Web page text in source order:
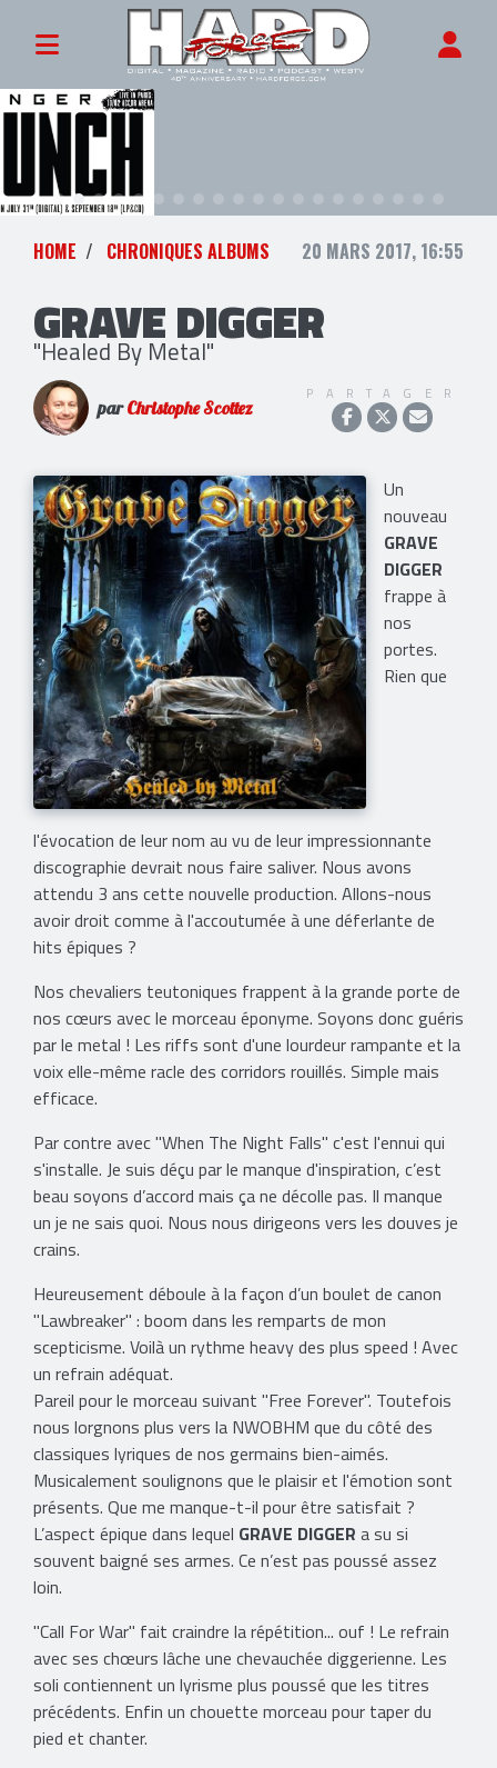
HOME CHRONIQUES ALBUMS 20 MARS 2017, 16:55
GRAVE DIGGER
"Healed By Metal"
parChristophe Scottez
PARTAGER
Un
nouveau
GRAVE
DIGGER
frappe à
nos
portes.
Rien que
l'évocation de leur nom au vu de leur impressionnante
discographie devrait nous faire saliver. Nous avons
attendu 3 ans cette nouvelle production. Allons-nous
avoir droit comme à l'accoutumée à une déferlante de
hits épiques ?
Nos chevaliers teutoniques frappent à la grande porte de
nos cœurs avec le morceau éponyme. Soyons donc guéris
par le metal ! Les riffs sont d'une lourdeur rampante et la
voix elle-même racle des corridors rouillés. Simple mais
efficace.
Par contre avec "When The Night Falls" c'est l'ennui qui
s'installe. Je suis déçu par le manque d'inspiration, c’est
beau soyons d’accord mais ça ne décolle pas. Il manque
un je ne sais quoi. Nous nous dirigeons vers les douves je
crains.
Heureusement déboule à la façon d’un boulet de canon
"Lawbreaker" : boom dans les remparts de mon
scepticisme. Voilà un rythme heavy des plus speed ! Avec
un refrain adéquat.
Pareil pour le morceau suivant "Free Forever". Toutefois
nous lorgnons plus vers la NWOBHM que du côté des
classiques lyriques de nos germains bien-aimés.
Musicalement soulignons que le plaisir et l'émotion sont
présents. Que me manque-t-il pour être satisfait ?
L’aspect épique dans lequel GRAVE DIGGER a su si
souvent baigné ses armes. Ce n’est pas poussé assez
loin.
"Call For War" fait craindre la répétition... ouf ! Le refrain
avec ses chœurs lâche une chevauchée diggerienne. Les
soli contiennent un lyrisme plus poussé que les titres
précédents. Enfin un chouette morceau pour taper du
pied et chanter.